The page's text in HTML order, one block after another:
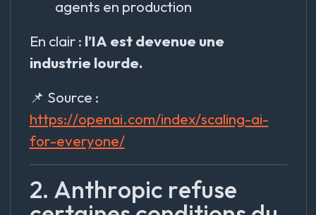
agents en production
En clair : l’IA est devenue une
industrie lourde.
📌 Source :
https://openai.com/index/scaling-ai-
for-everyone/
2. Anthropic refuse